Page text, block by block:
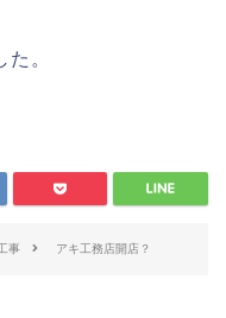
。
事 アキ工務店開店？